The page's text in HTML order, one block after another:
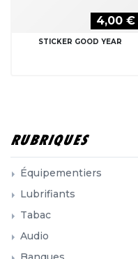
4,00 €
STICKER GOOD YEAR
RUBRIQUES
Équipementiers
Lubrifiants
Tabac
Audio